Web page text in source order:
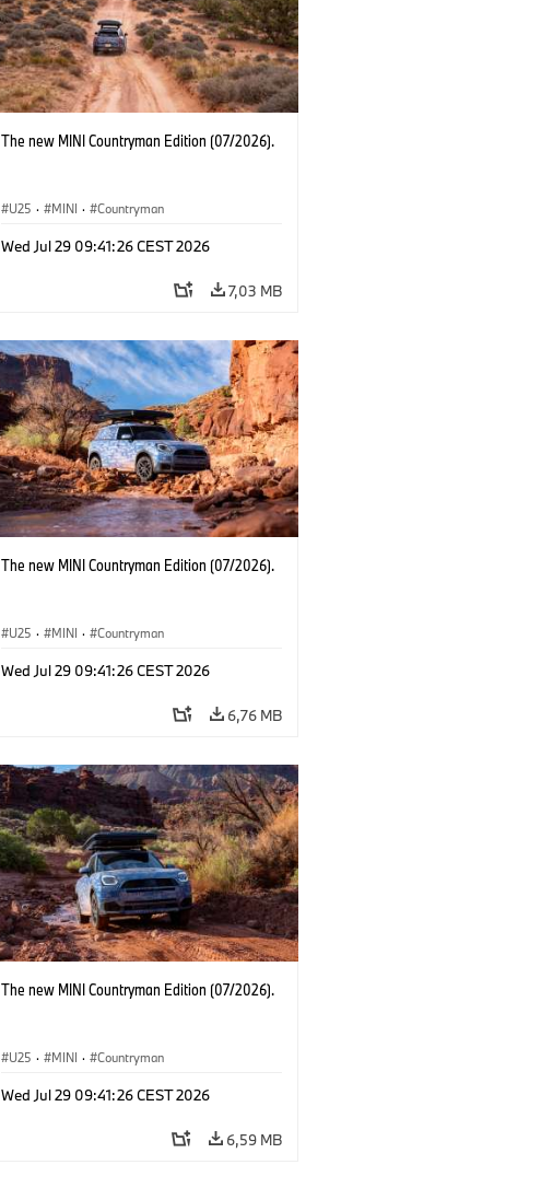
The new MINI Countryman Edition (07/2026).
U25 · MINI · Countryman
Wed Jul 29 09:41:26 CEST 2026
7,03 MB
The new MINI Countryman Edition (07/2026).
U25 · MINI · Countryman
Wed Jul 29 09:41:26 CEST 2026
6,76 MB
The new MINI Countryman Edition (07/2026).
U25 · MINI · Countryman
Wed Jul 29 09:41:26 CEST 2026
6,59 MB